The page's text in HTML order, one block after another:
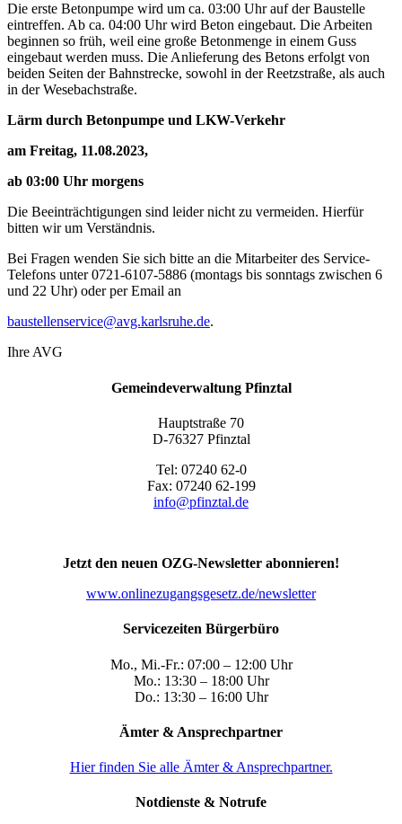
Die erste Betonpumpe wird um ca. 03:00 Uhr auf der Baustelle
eintreffen. Ab ca. 04:00 Uhr wird Beton eingebaut. Die Arbeiten
beginnen so früh, weil eine große Betonmenge in einem Guss
eingebaut werden muss. Die Anlieferung des Betons erfolgt von
beiden Seiten der Bahnstrecke, sowohl in der Reetzstraße, als auch
in der Wesebachstraße.
Lärm durch Betonpumpe und LKW-Verkehr
am Freitag, 11.08.2023,
ab 03:00 Uhr morgens
Die Beeinträchtigungen sind leider nicht zu vermeiden. Hierfür
bitten wir um Verständnis.
Bei Fragen wenden Sie sich bitte an die Mitarbeiter des Service-
Telefons unter 0721-6107-5886 (montags bis sonntags zwischen 6
und 22 Uhr) oder per Email an
baustellenservice@avg.karlsruhe.de.
Ihre AVG
Gemeindeverwaltung Pfinztal
Hauptstraße 70
D-76327 Pfinztal
Tel: 07240 62-0
Fax: 07240 62-199
info@pfinztal.de
Jetzt den neuen OZG-Newsletter abonnieren!
www.onlinezugangsgesetz.de/newsletter
Servicezeiten Bürgerbüro
Mo., Mi.-Fr.: 07:00 – 12:00 Uhr
Mo.: 13:30 – 18:00 Uhr
Do.: 13:30 – 16:00 Uhr
Ämter & Ansprechpartner
Hier finden Sie alle Ämter & Ansprechpartner.
Notdienste & Notrufe